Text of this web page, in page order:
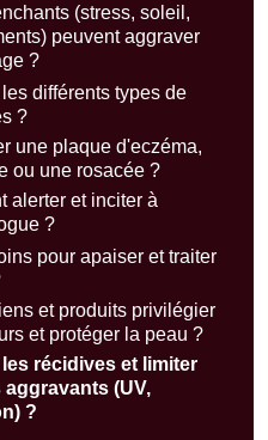
(stress, soleil,
peuvent aggraver
?
différents types de
?
une plaque d'eczéma,
ou une rosacée ?
alerter et inciter à
?
pour apaiser et traiter
et produits privilégier
et protéger la peau ?
récidives et limiter
(UV,
?